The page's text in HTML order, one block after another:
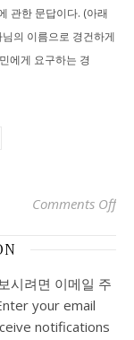
관한 문답이다. (아래
의 이름으로 경건하게
에게 요구하는 경
Comments Offon
시려면 이메일 주
your email
notifications